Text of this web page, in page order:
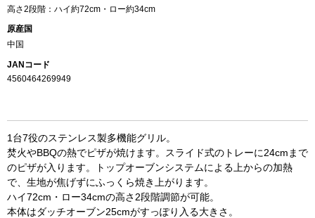
高さ2段階：ハイ約72cm・ロー約34cm
原産国
中国
JANコード
4560464269949
1台7役のステンレス製多機能グリル。
焚火やBBQの熱でピザが焼けます。スライド式のトレーに24cmまで
のピザが入ります。トップオーブンシステムによる上からの加熱
で、生地が焦げずにふっくら焼き上がります。
ハイ72cm・ロー34cmの高さ2段階調節が可能。
本体はダッチオーブン25cmがすっぽり入る大きさ。